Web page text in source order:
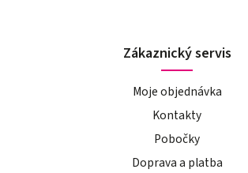
Zákaznický servis
Moje objednávka
Kontakty
Pobočky
Doprava a platba